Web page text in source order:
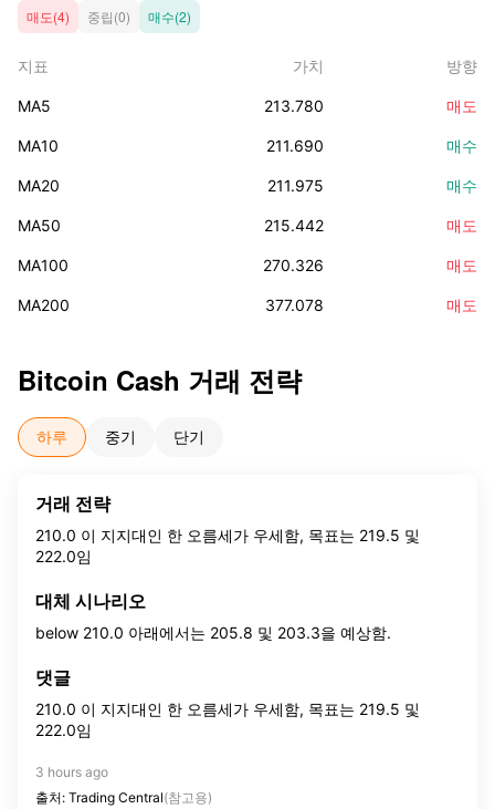
매도(4) 중립(0) 매수(2)
지표 가치 방향
MA5 213.780 매도
MA10 211.690 매수
MA20 211.975 매수
MA50 215.442 매도
MA100 270.326 매도
MA200 377.078 매도
Bitcoin Cash 거래 전략
하루 중기 단기
거래 전략
210.0 이 지지대인 한 오름세가 우세함, 목표는 219.5 및
222.0임
대체 시나리오
below 210.0 아래에서는 205.8 및 203.3을 예상함.
댓글
210.0 이 지지대인 한 오름세가 우세함, 목표는 219.5 및
222.0임
3 hours ago
출처: Trading Central(참고용)